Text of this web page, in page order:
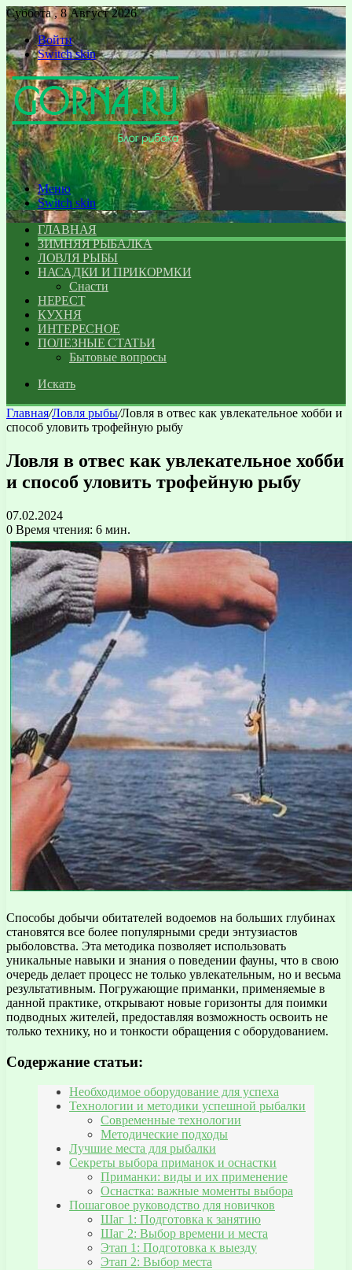
Суббота , 8 Август 2026
Войти
Switch skin
Меню
Switch skin
ГЛАВНАЯ
ЗИМНЯЯ РЫБАЛКА
ЛОВЛЯ РЫБЫ
НАСАДКИ И ПРИКОРМКИ
Снасти
НЕРЕСТ
КУХНЯ
ИНТЕРЕСНОЕ
ПОЛЕЗНЫЕ СТАТЬИ
Бытовые вопросы
Искать
Главная/Ловля рыбы/Ловля в отвес как увлекательное хобби и
способ уловить трофейную рыбу
Ловля в отвес как увлекательное хобби
и способ уловить трофейную рыбу
07.02.2024
0 Время чтения: 6 мин.
Способы добычи обитателей водоемов на больших глубинах
становятся все более популярными среди энтузиастов
рыболовства. Эта методика позволяет использовать
уникальные навыки и знания о поведении фауны, что в свою
очередь делает процесс не только увлекательным, но и весьма
результативным. Погружающие приманки, применяемые в
данной практике, открывают новые горизонты для поимки
подводных жителей, предоставляя возможность освоить не
только технику, но и тонкости обращения с оборудованием.
Содержание статьи:
Необходимое оборудование для успеха
Технологии и методики успешной рыбалки
Современные технологии
Методические подходы
Лучшие места для рыбалки
Секреты выбора приманок и оснастки
Приманки: виды и их применение
Оснастка: важные моменты выбора
Пошаговое руководство для новичков
Шаг 1: Подготовка к занятию
Шаг 2: Выбор времени и места
Этап 1: Подготовка к выезду
Этап 2: Выбор места